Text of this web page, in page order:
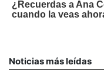
Noticias más leídas